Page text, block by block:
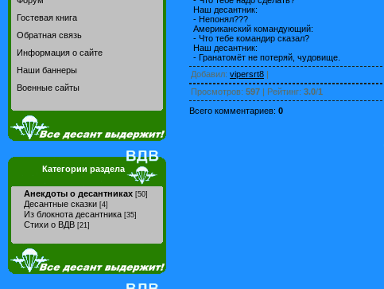
Гостевая книга
Обратная связь
Информация о сайте
Наши баннеры
Военные сайты
Категории раздела
Анекдоты о десантниках [50]
Десантные сказки [4]
Из блокнота десантника [35]
Стихи о ВДВ [21]
Наш десантник:
- Непонял???
Американский командующий:
- Что тебе командир сказал?
Наш десантник:
- Гранатомёт не потеряй, чудовище.
Добавил: vipersrt8 |
Просмотров: 597 | Рейтинг: 3.0/1
Всего комментариев: 0